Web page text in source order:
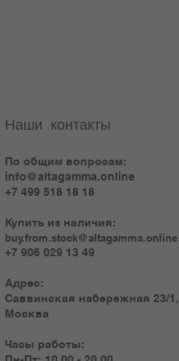
Наши контакты
По общим вопросам:
info@altagamma.online
+7 499 518 18 18
Купить из наличия:
buy.from.stock@altagamma.online
+7 906 029 13 49
Адрес:
Саввинская набережная 23/1,
Москва
Часы работы: